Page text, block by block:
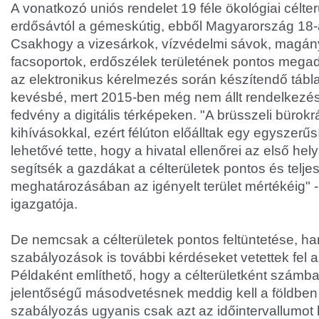
A vonatkozó uniós rendelet 19 féle ökológiai
erdősávtól a gémeskútig, ebből Magyarország
Csakhogy a vizesárkok, vízvédelmi sávok,
facsoportok, erdőszélek területének pontos
az elektronikus kérelmezés során készítendő
kevésbé, mert 2015-ben még nem állt
fedvény a digitális térképeken. "A brüsszeli
kihívásokkal, ezért félúton előálltak egy
lehetővé tette, hogy a hivatal ellenőrei az első
segítsék a gazdákat a célterületek pontos és
meghatározásában az igényelt terület mértékéig"
igazgatója.
De nemcsak a célterületek pontos feltüntetése,
szabályozások is további kérdéseket vetettek fel
Példaként említhető, hogy a célterületként
jelentőségű másodvetésnek meddig kell a
szabályozás ugyanis csak azt az időintervallumot